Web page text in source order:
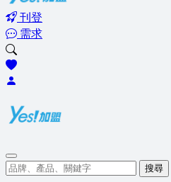
刊登
需求
搜尋